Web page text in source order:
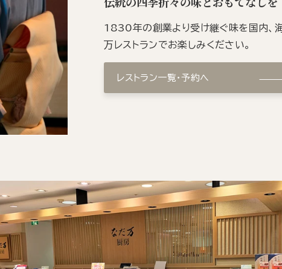
1830年の創業より受け継ぐ味を国内、
万レストランでお楽しみください。
レストラン一覧・予約へ